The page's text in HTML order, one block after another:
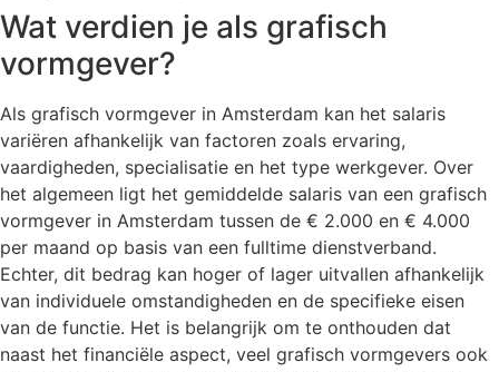
Wat verdien je als grafisch
vormgever?
Als grafisch vormgever in Amsterdam kan het salaris
variëren afhankelijk van factoren zoals ervaring,
vaardigheden, specialisatie en het type werkgever. Over
het algemeen ligt het gemiddelde salaris van een grafisch
vormgever in Amsterdam tussen de € 2.000 en € 4.000
per maand op basis van een fulltime dienstverband.
Echter, dit bedrag kan hoger of lager uitvallen afhankelijk
van individuele omstandigheden en de specifieke eisen
van de functie. Het is belangrijk om te onthouden dat
naast het financiële aspect, veel grafisch vormgevers ook